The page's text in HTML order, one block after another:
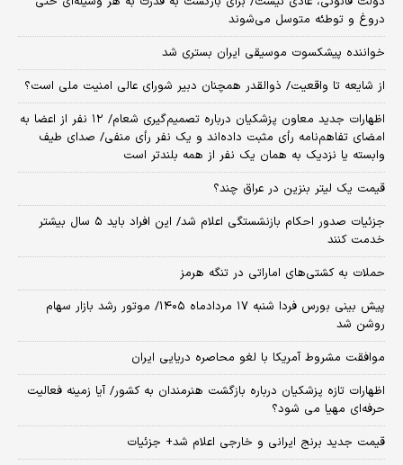
دروغ و توطئه متوسل می‌شوند
خواننده پیشکسوت موسیقی ایران بستری شد
از شایعه تا واقعیت/ ذوالقدر همچنان دبیر شورای ‌عالی امنیت ملی است؟
اظهارات جدید معاون پزشکیان درباره تصمیم‌گیری شعام/ ۱۲ نفر از اعضا به
امضای تفاهم‌نامه رأی مثبت داده‌اند و یک نفر رأی منفی/ صدای طیف
وابسته یا نزدیک به همان یک نفر از همه بلندتر است
قیمت یک لیتر بنزین در عراق چند؟
جزئیات صدور احکام بازنشستگی اعلام شد/ این افراد باید ۵ سال بیشتر
خدمت کنند
حملات به کشتی‌های اماراتی در تنگه هرمز
پیش بینی بورس فردا شنبه ۱۷ مردادماه ۱۴۰۵/ موتور رشد بازار سهام
روشن شد
موافقت مشروط آمریکا با لغو محاصره دریایی ایران
اظهارات تازه پزشکیان درباره بازگشت هنرمندان به کشور/ آیا زمینه فعالیت
حرفه‌ای مهیا می شود؟
قیمت جدید برنج ایرانی و خارجی اعلام شد+ جزئیات